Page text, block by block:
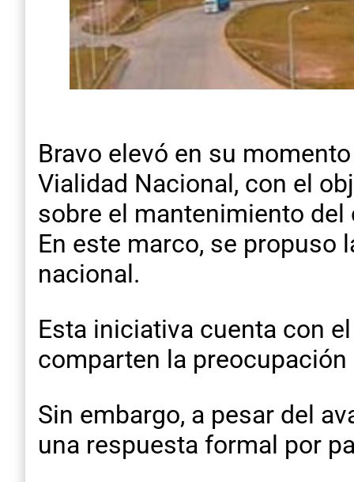
Bravo elevó en su
Vialidad Nacional, con el
sobre el mantenimiento del
En este marco, se propuso
nacional.
Esta iniciativa cuenta con
comparten la
Sin embargo, a pesar del
una respuesta formal por